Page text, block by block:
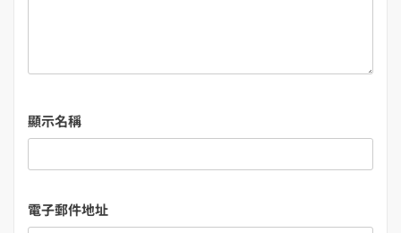
顯示名稱
電子郵件地址